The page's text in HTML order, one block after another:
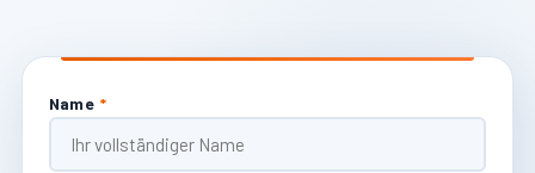
Name *